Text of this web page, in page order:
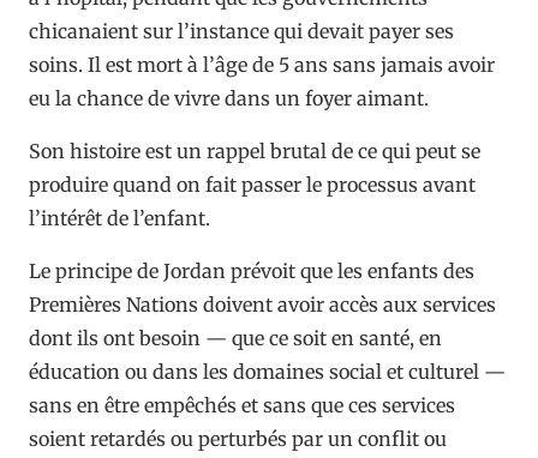
chicanaient sur l’instance qui devait payer ses
soins. Il est mort à l’âge de 5 ans sans jamais avoir
eu la chance de vivre dans un foyer aimant.
Son histoire est un rappel brutal de ce qui peut se
produire quand on fait passer le processus avant
l’intérêt de l’enfant.
Le principe de Jordan prévoit que les enfants des
Premières Nations doivent avoir accès aux services
dont ils ont besoin — que ce soit en santé, en
éducation ou dans les domaines social et culturel —
sans en être empêchés et sans que ces services
soient retardés ou perturbés par un conflit ou